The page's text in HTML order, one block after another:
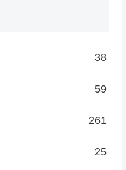
38
59
261
25